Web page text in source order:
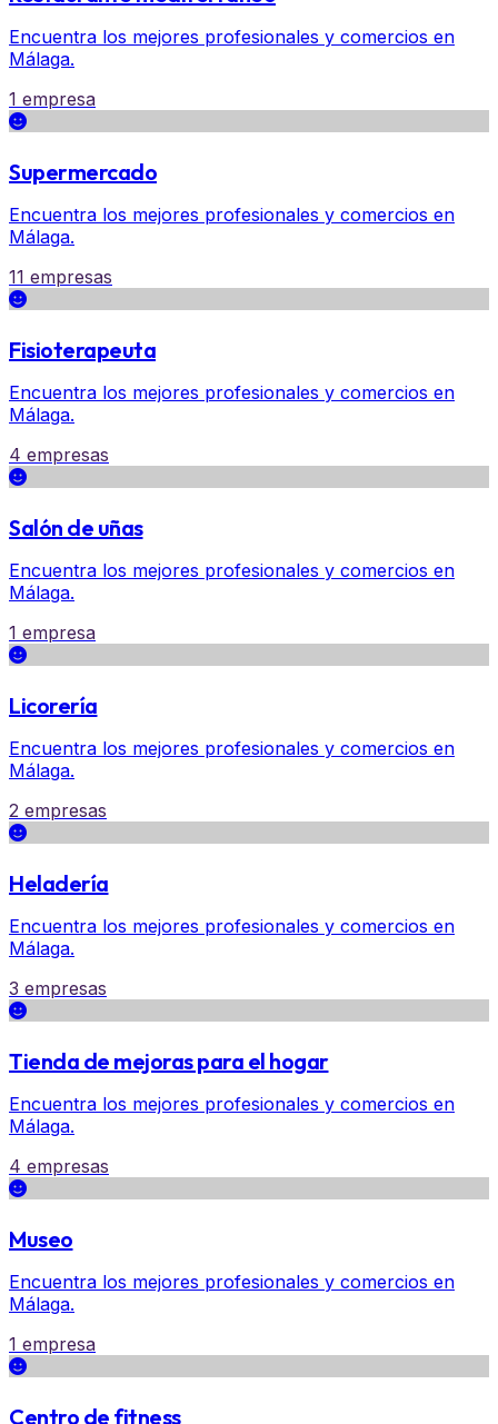
Encuentra los mejores profesionales y comercios en
Málaga.
1 empresa
Supermercado
Encuentra los mejores profesionales y comercios en
Málaga.
11 empresas
Fisioterapeuta
Encuentra los mejores profesionales y comercios en
Málaga.
4 empresas
Salón de uñas
Encuentra los mejores profesionales y comercios en
Málaga.
1 empresa
Licorería
Encuentra los mejores profesionales y comercios en
Málaga.
2 empresas
Heladería
Encuentra los mejores profesionales y comercios en
Málaga.
3 empresas
Tienda de mejoras para el hogar
Encuentra los mejores profesionales y comercios en
Málaga.
4 empresas
Museo
Encuentra los mejores profesionales y comercios en
Málaga.
1 empresa
Centro de fitness